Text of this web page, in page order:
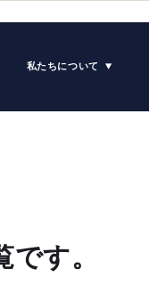
私たちについて
す。